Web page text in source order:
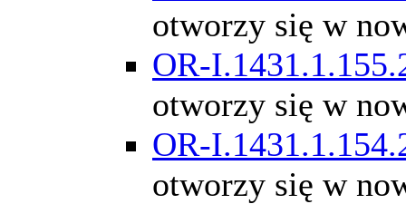
otworzy się w
OR-
otworzy się w
OR-
otworzy się w